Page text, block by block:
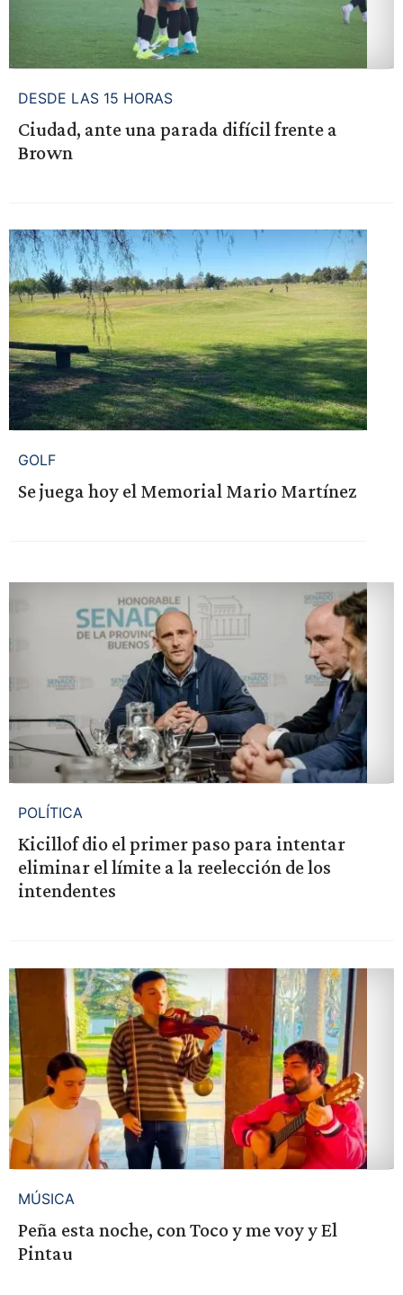
DESDE LAS 15 HORAS
Ciudad, ante una parada difícil frente a
Brown
GOLF
Se juega hoy el Memorial Mario Martínez
POLÍTICA
Kicillof dio el primer paso para intentar
eliminar el límite a la reelección de los
intendentes
MÚSICA
Peña esta noche, con Toco y me voy y El
Pintau